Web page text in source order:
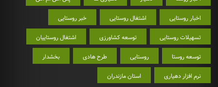
اخبار روستایی اشتغال روستایی خبر روستایی
تسهیلات روستایی توسعه کشاورزی اشتغال روستاییان
توسعه روستا روستایی طرح هادی بخشدار
نرم افزار دهیاری استان مازندران